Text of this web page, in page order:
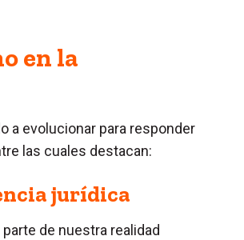
en la
a evolucionar para responder
las cuales destacan:
jurídica
de nuestra realidad